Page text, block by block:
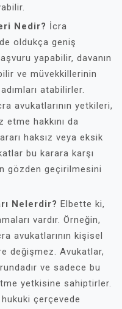
Nedir? İcra
oldukça geniş
yapabilir, davanın
ve müvekkillerinin
atabilirler.
avukatlarının yetkileri,
etme hakkını da
haksız veya eksik
bu karara karşı
gözden geçirilmesini
Nelerdir? Elbette ki,
vardır. Örneğin,
avukatlarının kişisel
değişmez. Avukatlar,
ve sadece bu
yetkisine sahiptirler.
hukuki çerçevede